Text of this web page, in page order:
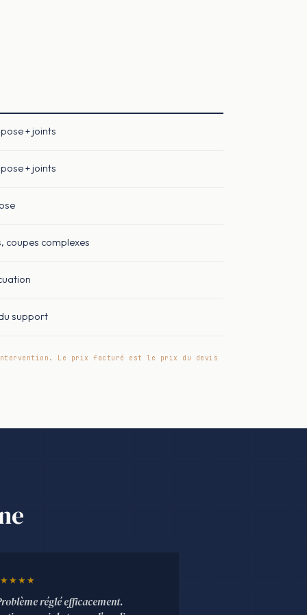
+ joints
+ joints
coupes complexes
support
Le prix facturé est le prix du devis
réglé efficacement.